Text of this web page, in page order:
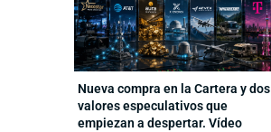
Nueva compra en la Cartera y dos
valores especulativos que
empiezan a despertar. Vídeo